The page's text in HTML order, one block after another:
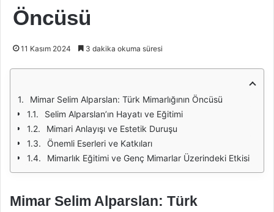
Öncüsü
11 Kasım 2024 3 dakika okuma süresi
Mimar Selim Alparslan: Türk Mimarlığının Öncüsü
Selim Alparslan’ın Hayatı ve Eğitimi
Mimari Anlayışı ve Estetik Duruşu
Önemli Eserleri ve Katkıları
Mimarlık Eğitimi ve Genç Mimarlar Üzerindeki Etkisi
Mimar Selim Alparslan: Türk